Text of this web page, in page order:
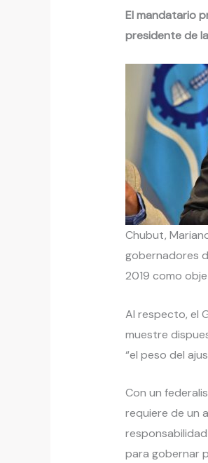
El mandatario
presidente de
Chubut,
gobernadores
2019 como
Al respecto, el
muestre
“el peso del
Con un
requiere de un
para gobernar